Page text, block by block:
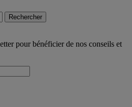
Rechercher
pour bénéficier de nos conseils et